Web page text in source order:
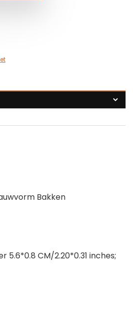
Bakken
5.6*0.8 CM/2.20*0.31 inches;